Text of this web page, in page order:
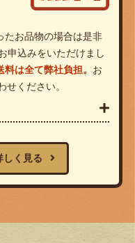
たお品物の場合は是非
申込みをいただけまし
料は全て弊社負担。 お
せください。
しく見る